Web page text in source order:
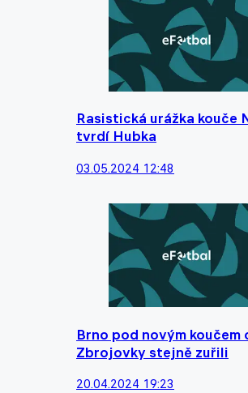
Rasistická urážka kouče
tvrdí Hubka
03.05.2024 12:48
Brno pod novým
Zbrojovky stejně zuřili
20.04.2024 19:23